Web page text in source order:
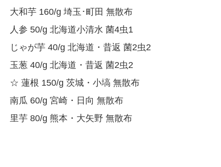
大和芋 160/g 埼玉･町田 無散布
人参 50/g 北海道小清水 菌4虫1
じゃが芋 40/g 北海道・昔返 菌2虫2
玉葱 40/g 北海道・昔返 菌2虫2
☆ 蓮根 150/g 茨城・小塙 無散布
南瓜 60/g 宮崎・日向 無散布
里芋 80/g 熊本・大矢野 無散布